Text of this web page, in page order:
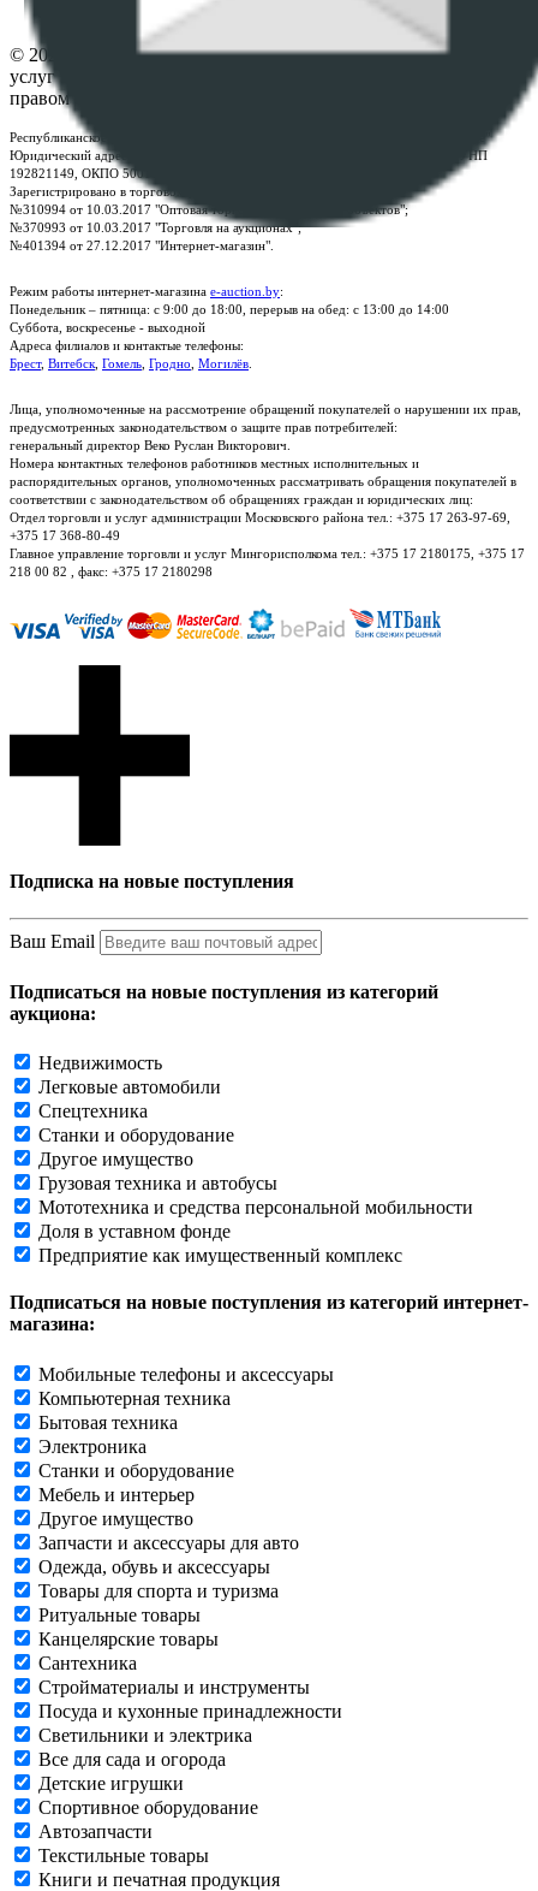
© 2026 Республиканское унитарное предприятие по оказанию
услуг "БелЮрОбеспечение" - Все права защищены авторским
правом
Республиканское унитарное предприятие по оказанию услуг "БелЮрОбеспечение"
Юридический адрес: г. Минск, пр-т. Дзержинского, 1Б, e-mail:
, УНП
192821149, ОКПО 500111895000
Зарегистрировано в торговом реестре Республики Беларусь:
№310994 от 10.03.2017 "Оптовая торговля без торговых объектов";
№370993 от 10.03.2017 "Торговля на аукционах";
№401394 от 27.12.2017 "Интернет-магазин".
Режим работы интернет-магазина e-auction.by:
Понедельник – пятница: с 9:00 до 18:00, перерыв на обед: с 13:00 до 14:00
Суббота, воскресенье - выходной
Адреса филиалов и контактые телефоны:
Брест, Витебск Гомель Гродно Могилёв
Лица, уполномоченные на рассмотрение обращений покупателей о нарушении их прав,
предусмотренных законодательством о защите прав потребителей:
генеральный директор Веко Руслан Викторович.
Номера контактных телефонов работников местных исполнительных и
распорядительных органов, уполномоченных рассматривать обращения покупателей в
соответствии с законодательством об обращениях граждан и юридических лиц:
Отдел торговли и услуг администрации Московского района тел.: +375 17 263-97-69,
+375 17 368-80-49
Главное управление торговли и услуг Мингорисполкома тел.: +375 17 2180175, +375 17
218 00 82 , факс: +375 17 2180298
Подписка на новые поступления
Ваш Email
Подписаться на новые поступления из категорий
аукциона:
Недвижимость
Легковые автомобили
Спецтехника
Станки и оборудование
Другое имущество
Грузовая техника и автобусы
Мототехника и средства персональной мобильности
Доля в уставном фонде
Предприятие как имущественный комплекс
Подписаться на новые поступления из категорий интернет-
магазина:
Мобильные телефоны и аксессуары
Компьютерная техника
Бытовая техника
Электроника
Станки и оборудование
Мебель и интерьер
Другое имущество
Запчасти и аксессуары для авто
Одежда, обувь и аксессуары
Товары для спорта и туризма
Ритуальные товары
Канцелярские товары
Сантехника
Стройматериалы и инструменты
Посуда и кухонные принадлежности
Светильники и электрика
Все для сада и огорода
Детские игрушки
Спортивное оборудование
Автозапчасти
Текстильные товары
Книги и печатная продукция